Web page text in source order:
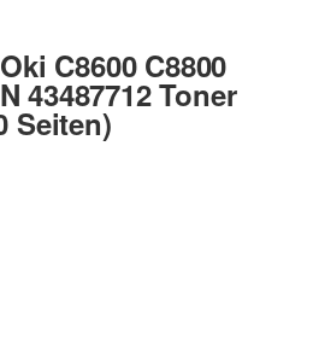
C8600 C8800
43487712 Toner
Seiten)